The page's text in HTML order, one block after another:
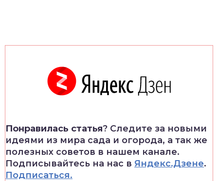
Понравилась статья? Следите за новыми
идеями из мира сада и огорода, а так же
полезных советов в нашем канале.
Подписывайтесь на нас в Яндекс.Дзене.
Подписаться.